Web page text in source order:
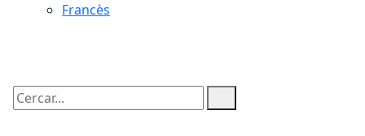
Francès
Cercar: